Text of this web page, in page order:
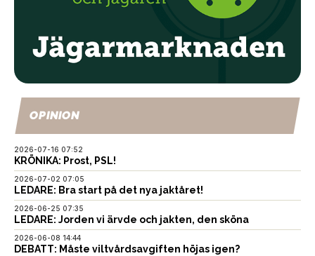
OPINION
2026-07-16 07:52
KRÖNIKA: Prost, PSL!
2026-07-02 07:05
LEDARE: Bra start på det nya jaktåret!
2026-06-25 07:35
LEDARE: Jorden vi ärvde och jakten, den sköna
2026-06-08 14:44
DEBATT: Måste viltvårdsavgiften höjas igen?